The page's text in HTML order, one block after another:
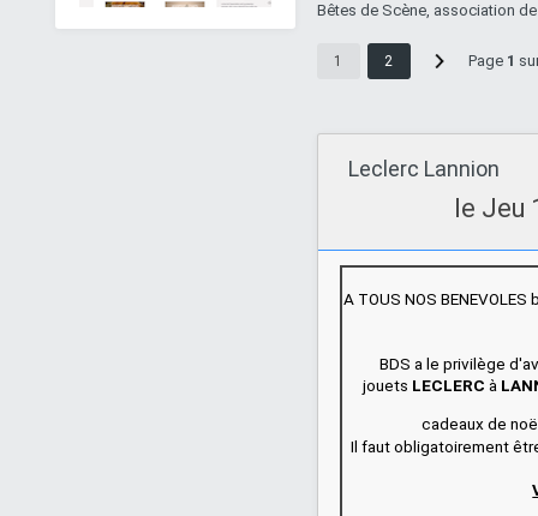
Bêtes de Scène, association
Page 1
1 2
Leclerc Lannion
le Jeu
A TOUS NOS
BDS a le privilège
jouets LECLERC à
cadeaux de
Il faut obligatoirement